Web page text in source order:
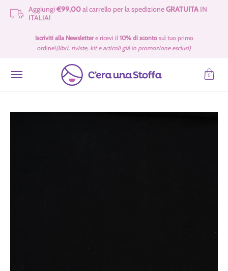
Passa al contenuto principale
Aggiungi€99,00al carrello per la spedizioneGRATUITA IN
ITALIA!
Idee Regalo 🎁
Offerte Filati 🧶
Iscriviti alla Newslettere ricevi il 10% di sconto sul tuo primo
ordine!(libri, riviste, kit e articoli già in promozione esclusi)
0